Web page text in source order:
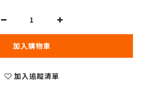
加入購物車
加入追蹤清單